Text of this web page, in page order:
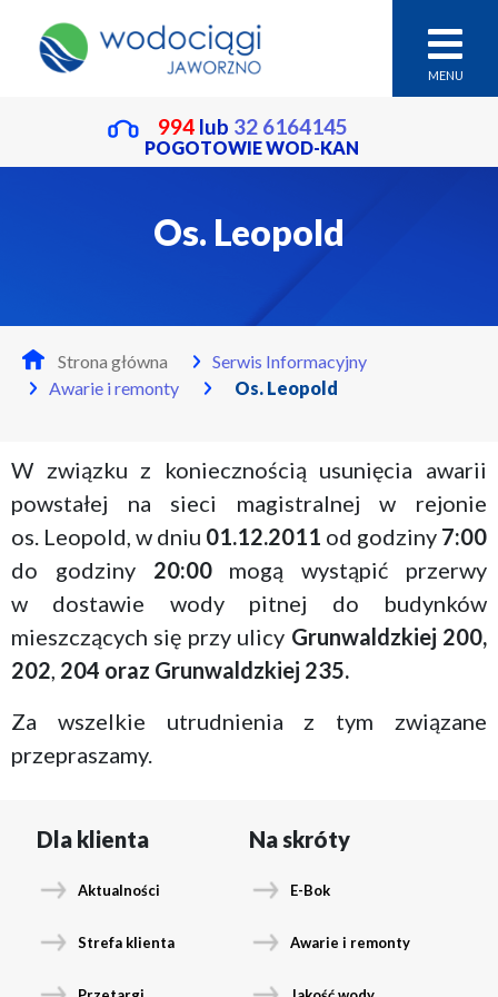
MENU
994 lub 32 6164145
POGOTOWIE WOD-KAN
Os. Leopold
Strona główna
Serwis Informacyjny
Awarie i remonty
Os. Leopold
W związku z koniecznością usunięcia awarii
powstałej na sieci magistralnej w rejonie
os. Leopold, w dniu 01.12.2011 od godziny 7:00
do godziny 20:00mogą wystąpić przerwy
w dostawie wody pitnej do budynków
mieszczących się przy ulicy Grunwaldzkiej 200,
202, 204 oraz Grunwaldzkiej 235.
Za wszelkie utrudnienia z tym związane
przepraszamy.
Dla klienta
Aktualności
Strefa klienta
Na skróty
E-Bok
Awarie i remonty